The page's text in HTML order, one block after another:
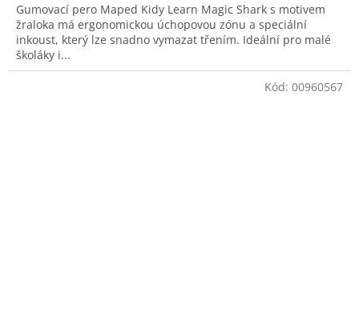
Gumovací pero Maped Kidy Learn Magic Shark s motivem
žraloka má ergonomickou úchopovou zónu a speciální
inkoust, který lze snadno vymazat třením. Ideální pro malé
školáky i...
Kód: 00960567